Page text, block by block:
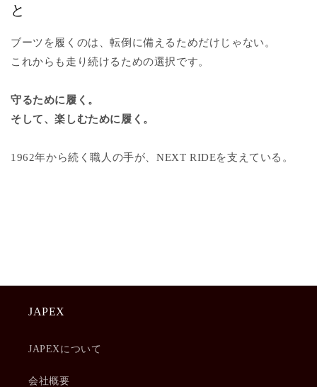
と
ブーツを履くのは、転倒に備えるためだけじゃない。
これからも走り続けるための選択です。
守るために履く。
そして、楽しむために履く。
1962年から続く職人の手が、NEXT RIDEを支えている。
JAPEX
JAPEXについて
会社概要